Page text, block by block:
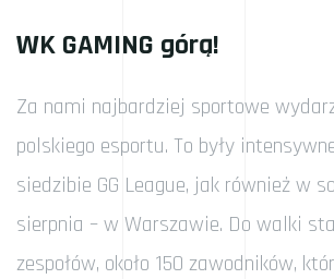
WK GAMING górą!
Za nami najbardziej sportowe
polskiego esportu. To były
siedzibie GG League, jak również w
sierpnia – w Warszawie. Do walki
zespołów, około 150 zawodników,